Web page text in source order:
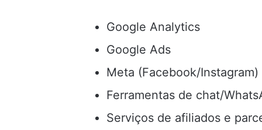
Google Analytics
Google Ads
Meta (Facebook/Instagram)
Ferramentas de chat/
Serviços de afiliados e